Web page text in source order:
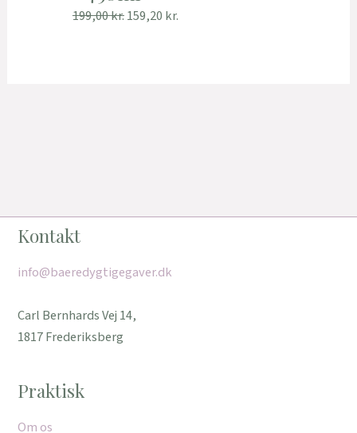
199,00kr.159,20 kr.
Kontakt
info@baeredygtigegaver.dk
Carl Bernhards Vej 14,
1817 Frederiksberg
Praktisk
Om os